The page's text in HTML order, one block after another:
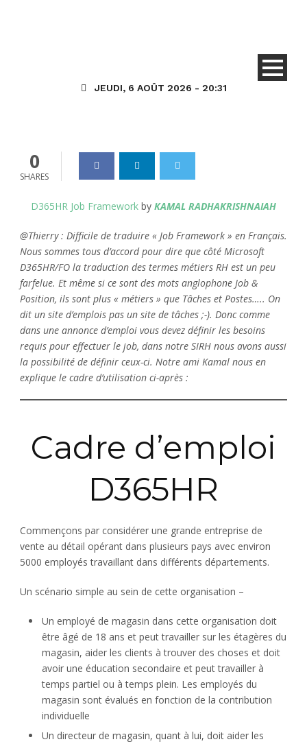
JEUDI, 6 AOÛT 2026 - 20:31
Dynamics_365 29 Mai 2024 0
0
SHARES
D365HR Job Framework by KAMAL RADHAKRISHNAIAH
@Thierry : Difficile de traduire « Job Framework » en Français.
Nous sommes tous d’accord pour dire que côté Microsoft
D365HR/FO la traduction des termes métiers RH est un peu
farfelue. Et même si ce sont des mots anglophone Job &
Position, ils sont plus « métiers » que Tâches et Postes….. On
dit un site d’emplois pas un site de tâches ;-). Donc comme
dans une annonce d’emploi vous devez définir les besoins
requis pour effectuer le job, dans notre SIRH nous avons aussi
la possibilité de définir ceux-ci. Notre ami Kamal nous en
explique le cadre d’utilisation ci-après :
Cadre d’emploi
D365HR
Commençons par considérer une grande entreprise de
vente au détail opérant dans plusieurs pays avec environ
5000 employés travaillant dans différents départements.
Un scénario simple au sein de cette organisation –
Un employé de magasin dans cette organisation doit
être âgé de 18 ans et peut travailler sur les étagères du
magasin, aider les clients à trouver des choses et doit
avoir une éducation secondaire et peut travailler à
temps partiel ou à temps plein. Les employés du
magasin sont évalués en fonction de la contribution
individuelle
Un directeur de magasin, quant à lui, doit aider les